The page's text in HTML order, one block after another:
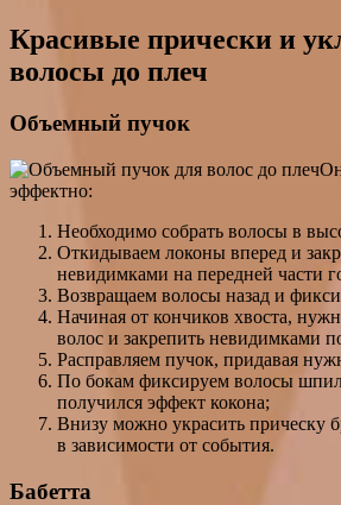
Красивые прически и
волосы до плеч
Объемный пучок
эффектно:
Необходимо собрать волосы в
Откидываем локоны вперед и
невидимками на передней части
Возвращаем волосы назад и
Начиная от кончиков хвоста,
волос и закрепить невидимками
Расправляем пучок, придавая
По бокам фиксируем волосы
получился эффект кокона;
Внизу можно украсить прическу
в зависимости от события.
Бабетта